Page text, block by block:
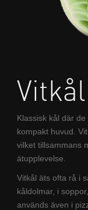
Vitkål
Klassisk kål där
kompakt huvud.
vilket tillsammans
ätupplevelse.
Vitkål äts ofta rå i
kåldolmar, i
används även i